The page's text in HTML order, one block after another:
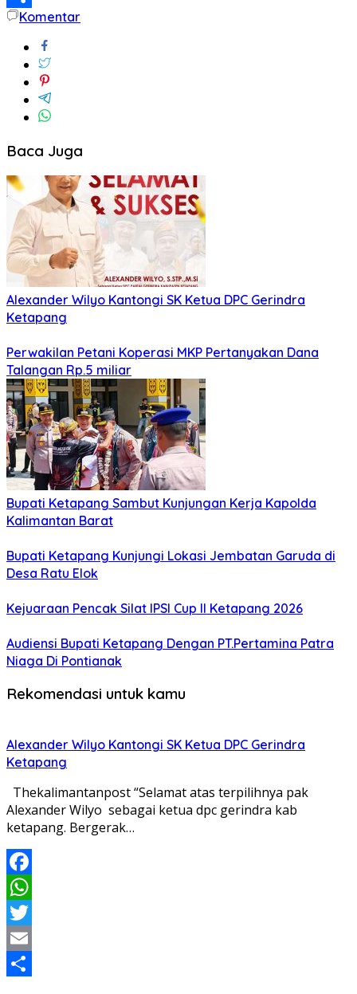
Share
Komentar
Baca Juga
Alexander Wilyo Kantongi SK Ketua DPC Gerindra
Ketapang
Perwakilan Petani Koperasi MKP Pertanyakan Dana
Talangan Rp.5 miliar
Bupati Ketapang Sambut Kunjungan Kerja Kapolda
Kalimantan Barat
Bupati Ketapang Kunjungi Lokasi Jembatan Garuda di
Desa Ratu Elok
Kejuaraan Pencak Silat IPSI Cup II Ketapang 2026
Audiensi Bupati Ketapang Dengan PT.Pertamina Patra
Niaga Di Pontianak
Rekomendasi untuk kamu
Alexander Wilyo Kantongi SK Ketua DPC Gerindra
Ketapang
Thekalimantanpost “Selamat atas terpilihnya pak
Alexander Wilyo sebagai ketua dpc gerindra kab
ketapang. Bergerak…
Facebook
WhatsApp
Twitter
Email